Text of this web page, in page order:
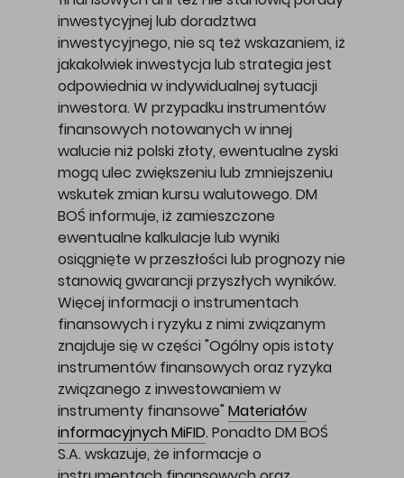
inwestycyjnej lub doradztwa
inwestycyjnego, nie są też wskazaniem, iż
jakakolwiek inwestycja lub strategia jest
odpowiednia w indywidualnej sytuacji
inwestora. W przypadku instrumentów
finansowych notowanych w innej
walucie niż polski złoty, ewentualne zyski
mogą ulec zwiększeniu lub zmniejszeniu
wskutek zmian kursu walutowego. DM
BOŚ informuje, iż zamieszczone
ewentualne kalkulacje lub wyniki
osiągnięte w przeszłości lub prognozy nie
stanowią gwarancji przyszłych wyników.
Więcej informacji o instrumentach
finansowych i ryzyku z nimi związanym
znajduje się w części "Ogólny opis istoty
instrumentów finansowych oraz ryzyka
związanego z inwestowaniem w
instrumenty finansowe" Materiałów
informacyjnych MiFID. Ponadto DM BOŚ
S.A. wskazuje, że informacje o